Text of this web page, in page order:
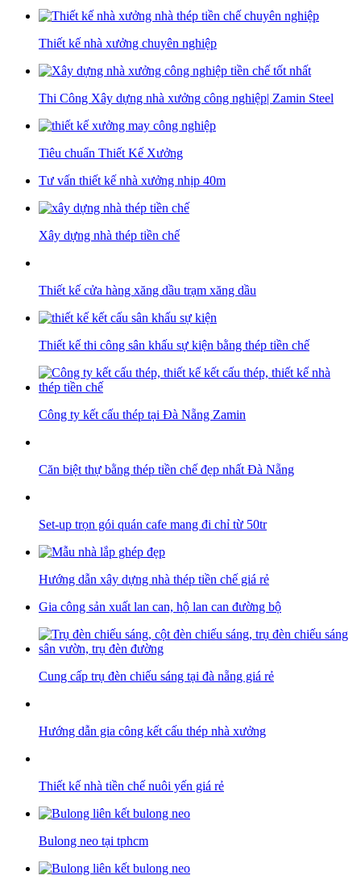
Thiết kế nhà xưởng chuyên nghiệp
Thi Công Xây dựng nhà xưởng công nghiệp| Zamin Steel
Tiêu chuẩn Thiết Kế Xưởng
Tư vấn thiết kế nhà xưởng nhịp 40m
Xây dựng nhà thép tiền chế
Thiết kế cửa hàng xăng dầu trạm xăng dầu
Thiết kế thi công sân khấu sự kiện bằng thép tiền chế
Công ty kết cấu thép tại Đà Nẵng Zamin
Căn biệt thự bằng thép tiền chế đẹp nhất Đà Nẵng
Set-up trọn gói quán cafe mang đi chỉ từ 50tr
Hướng dẫn xây dựng nhà thép tiền chế giá rẻ
Gia công sản xuất lan can, hộ lan can đường bộ
Cung cấp trụ đèn chiếu sáng tại đà nẵng giá rẻ
Hướng dẫn gia công kết cấu thép nhà xưởng
Thiết kế nhà tiền chế nuôi yến giá rẻ
Bulong neo tại tphcm